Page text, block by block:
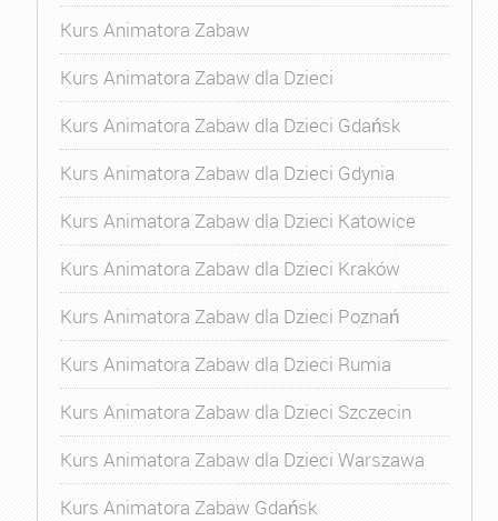
Kurs Animatora Zabaw
Kurs Animatora Zabaw dla Dzieci
Kurs Animatora Zabaw dla Dzieci Gdańsk
Kurs Animatora Zabaw dla Dzieci Gdynia
Kurs Animatora Zabaw dla Dzieci Katowice
Kurs Animatora Zabaw dla Dzieci Kraków
Kurs Animatora Zabaw dla Dzieci Poznań
Kurs Animatora Zabaw dla Dzieci Rumia
Kurs Animatora Zabaw dla Dzieci Szczecin
Kurs Animatora Zabaw dla Dzieci Warszawa
Kurs Animatora Zabaw Gdańsk